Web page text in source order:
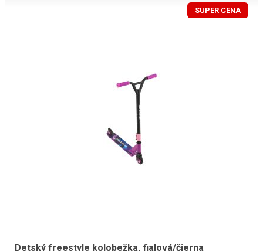
SUPER CENA
Detský freestyle kolobežka, fialová/čierna